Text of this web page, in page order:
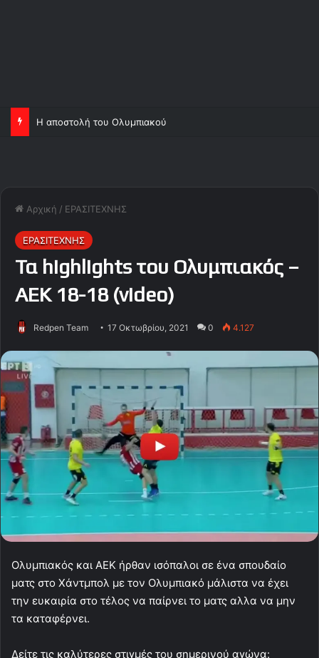
Η αποστολή του Ολυμπιακού
Αρχική / ΕΡΑΣΙΤΕΧΝΗΣ
ΕΡΑΣΙΤΕΧΝΗΣ
Τα highlights του Ολυμπιακός –
ΑΕΚ 18-18 (video)
Redpen Team 17 Οκτωβρίου, 2021 0 4.127
Ολυμπιακός και ΑΕΚ ήρθαν ισόπαλοι σε ένα σπουδαίο
ματς στο Χάντμπολ με τον Ολυμπιακό μάλιστα να έχει
την ευκαιρία στο τέλος να παίρνει το ματς αλλα να μην
τα καταφέρνει.
Δείτε τις καλύτερες στιγμές του σημερινού αγώνα: